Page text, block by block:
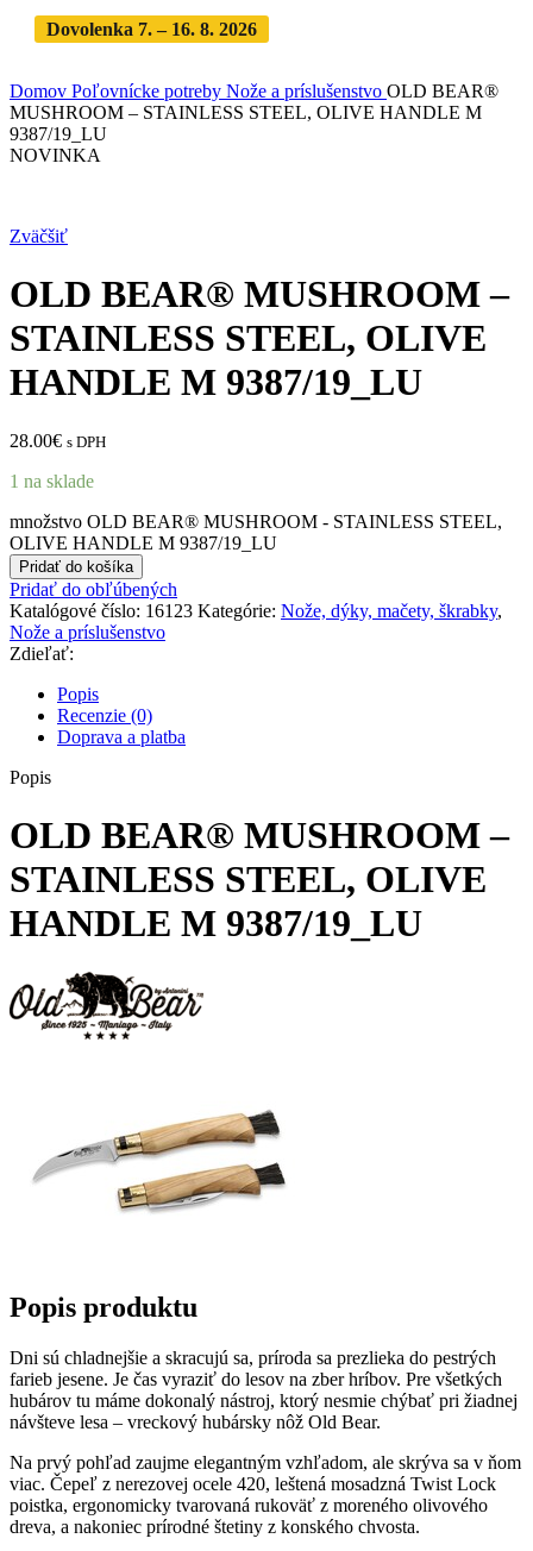
Dovolenka 7. – 16. 8. 2026
Domov Poľovnícke potreby Nože a príslušenstvo OLD BEAR®
MUSHROOM – STAINLESS STEEL, OLIVE HANDLE M
9387/19_LU
NOVINKA
Zväčšiť
OLD BEAR® MUSHROOM –
STAINLESS STEEL, OLIVE
HANDLE M 9387/19_LU
28.00€ s DPH
1 na sklade
množstvo OLD BEAR® MUSHROOM - STAINLESS STEEL,
OLIVE HANDLE M 9387/19_LU
Pridať do košíka
Pridať do obľúbených
Katalógové číslo: 16123 Kategórie: Nože, dýky, mačety, škrabky,
Nože a príslušenstvo
Zdieľať:
Popis
Recenzie (0)
Doprava a platba
Popis
OLD BEAR® MUSHROOM –
STAINLESS STEEL, OLIVE
HANDLE M 9387/19_LU
Popis produktu
Dni sú chladnejšie a skracujú sa, príroda sa prezlieka do pestrých
farieb jesene. Je čas vyraziť do lesov na zber hríbov. Pre všetkých
hubárov tu máme dokonalý nástroj, ktorý nesmie chýbať pri žiadnej
návšteve lesa – vreckový hubársky nôž Old Bear.
Na prvý pohľad zaujme elegantným vzhľadom, ale skrýva sa v ňom
viac. Čepeľ z nerezovej ocele 420, leštená mosadzná Twist Lock
poistka, ergonomicky tvarovaná rukoväť z moreného olivového
dreva, a nakoniec prírodné štetiny z konského chvosta.